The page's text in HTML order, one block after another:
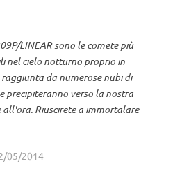
LINEAR sono le comete più
nel cielo notturno proprio in
da numerose nubi di
precipiteranno verso la nostra
Riuscirete a immortalare
05/2014